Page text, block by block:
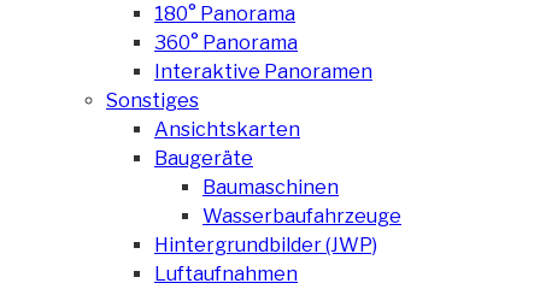
180° Panorama
360° Panorama
Interaktive Panoramen
Sonstiges
Ansichtskarten
Baugeräte
Baumaschinen
Wasserbaufahrzeuge
Hintergrundbilder (JWP)
Luftaufnahmen